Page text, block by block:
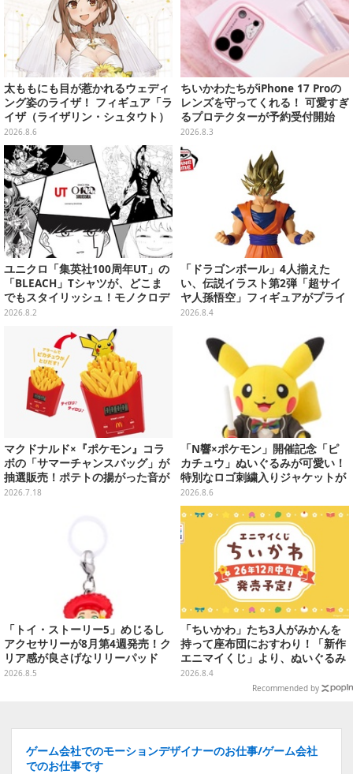
太ももにも目が惹かれるウェディ
ング姿のライザ！ フィギュア「ラ
イザ（ライザリン・シュタウト）
ウェディングStyle」が8月7日よ
り予約受付開始
2026.8.6
ちいかわたちがiPhone 17 Proの
レンズを守ってくれる！ 可愛すぎ
るプロテクターが予約受付開始
2026.8.3
ユニクロ「集英社100周年UT」の
「BLEACH」Tシャツが、どこま
でもスタイリッシュ！モノクロデ
ザインもクール
2026.8.2
「ドラゴンボール」4人揃えた
い、伝説イラスト第2弾「超サイ
ヤ人孫悟空」フィギュアがプライ
ズ展開！ビッグサイズの「筋斗
2026.8.4
マクドナルド×『ポケモン』コラ
ボの「サマーチャンスバッグ」が
抽選販売！ポテトの揚がった音が
流れる「とびだすピカチュウ ポテ
2026.7.18
「N響×ポケモン」開催記念「ピ
カチュウ」ぬいぐるみが可愛い！
特別なロゴ刺繍入りジャケットが
オシャレ
2026.8.6
「トイ・ストーリー5」めじるし
アクセサリーが8月第4週発売！ク
リア感が良さげなリリーパッド
や、ジェシーなど全5種ラインナ
2026.8.5
「ちいかわ」たち3人がみかんを
持って座布団におすわり！「新作
エニマイくじ」より、ぬいぐるみ
画像が初公開
2026.8.4
Recommended by
ゲーム会社でのモーションデザイナーのお仕事/ゲーム会社
でのお仕事です